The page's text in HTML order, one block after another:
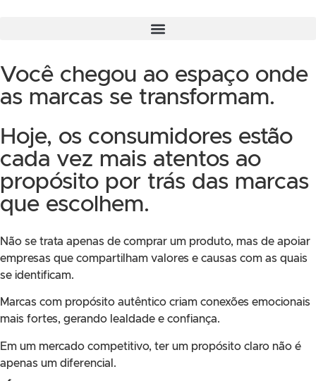
Você chegou ao espaço onde
as marcas se transformam.
Hoje, os consumidores estão
cada vez mais atentos ao
propósito por trás das marcas
que escolhem.
Não se trata apenas de comprar um produto, mas de apoiar
empresas que compartilham valores e causas com as quais
se identificam.
Marcas com propósito autêntico criam conexões emocionais
mais fortes, gerando lealdade e confiança.
Em um mercado competitivo, ter um propósito claro não é
apenas um diferencial.